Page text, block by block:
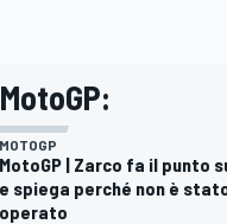
MOTOGP
MotoGP | Zarco fa il punto
e spiega perché non è
operato